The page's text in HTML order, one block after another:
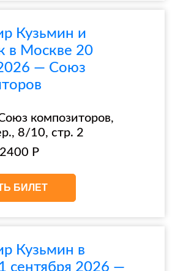
Кузьмин и
в Москве 20
— Союз
композиторов,
8/10, стр. 2
Р
БИЛЕТ
Кузьмин в
сентября 2026 —